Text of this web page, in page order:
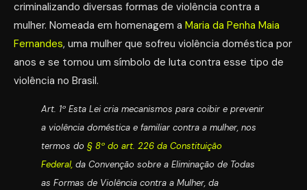
criminalizando diversas formas de violência contra a
mulher. Nomeada em homenagem a Maria da Penha Maia
Fernandes, uma mulher que sofreu violência doméstica por
anos e se tornou um símbolo de luta contra esse tipo de
violência no Brasil.
Art. 1º Esta Lei cria mecanismos para coibir e prevenir
a violência doméstica e familiar contra a mulher, nos
termos do § 8º do art. 226 da Constituição
Federal, da Convenção sobre a Eliminação de Todas
as Formas de Violência contra a Mulher, da